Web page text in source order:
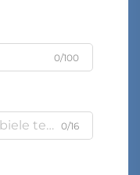
0/100
0/16